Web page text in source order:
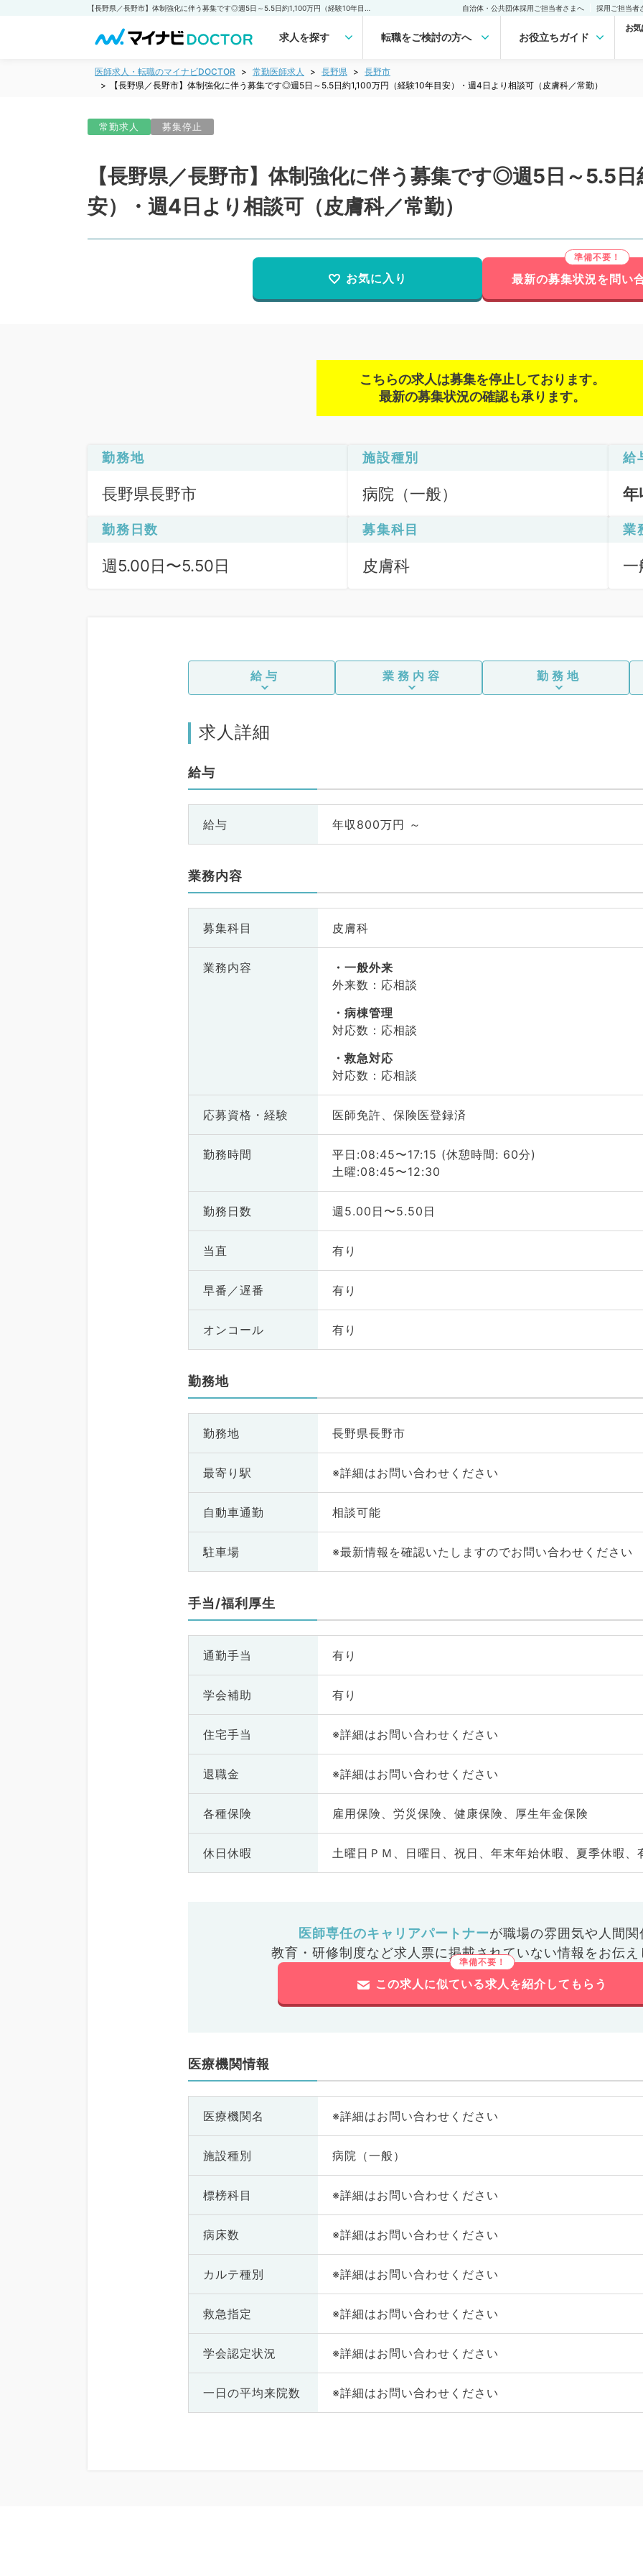
自治体・公共団体採用ご担当者さまへ 採用ご担当者
求人を探す 転職をご検討の方へ お役立ちガイド
お
医師求人・転職のマイナビDOCTOR 常勤医師求人 長野県
長野市
【長野県／長野市】体制強化に伴う募集です◎週5日～5.5日約1,100万円（経験10年目安）・週4日より相談可（皮膚科／常勤）
常勤求人 募集停止
【長野県／長野市】体制強化に伴う募集です◎週5日～5.5
安）・週4日より相談可（皮膚科／常勤）
お気に入り 最新の募集状況を問い
こちらの求人は募集を停止しております。
最新の募集状況の確認も承ります。
勤務地
長野県長野市
施設種別
病院（一般）
給
年
勤務日数
週5.00日〜5.50日
募集科目
皮膚科
業
一
給与 業務内容 勤務地
求人詳細
給与
給与 年収800万円 ～
業務内容
募集科目 皮膚科
業務内容
一般外来
外来数：応相談
病棟管理
対応数：応相談
救急対応
対応数：応相談
応募資格・ 経験 医師免許、保険医登録済
勤務時間
平日:08:45〜17:15 (休憩時間: 60分)
土曜:08:45〜12:30
勤務日数 週5.00日〜5.50日
当直 有り
早番／遅番 有り
オンコール 有り
勤務地
勤務地 長野県長野市
最寄り駅 ※詳細はお問い合わせください
自動車通勤 相談可能
駐車場 ※最新情報を確認いたしますのでお問い合わせください
手当/福利厚生
通勤手当 有り
学会補助 有り
住宅手当 ※詳細はお問い合わせください
退職金 ※詳細はお問い合わせください
各種保険 雇用保険、労災保険、健康保険、厚生年金保険
休日休暇 土曜日ＰＭ、日曜日、祝日、年末年始休暇、夏季休暇、
医師専任のキャリアパートナーが職場の雰囲気や人間関
教育・研修制度など求人票に掲載されていない情報をお伝え
この求人に似ている求人を紹介してもらう
医療機関情報
医療機関名 ※詳細はお問い合わせください
施設種別 病院（一般）
標榜科目 ※詳細はお問い合わせください
病床数 ※詳細はお問い合わせください
カルテ種別 ※詳細はお問い合わせください
救急指定 ※詳細はお問い合わせください
学会認定状況 ※詳細はお問い合わせください
一日の平均来院数 ※詳細はお問い合わせください